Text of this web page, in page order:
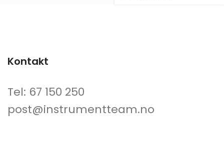
Kontakt
Tel: 67 150 250
post@instrumentteam.no